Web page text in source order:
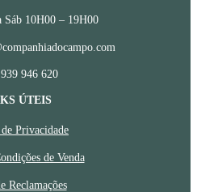
ÚTEIS
Privacidade
de Venda
Reclamações
Sáb 10H00 – 19H00
946 620